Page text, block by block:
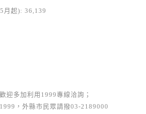
月起): 36,139
迎多加利用1999專線洽詢；
，外縣市民眾請撥03-2189000